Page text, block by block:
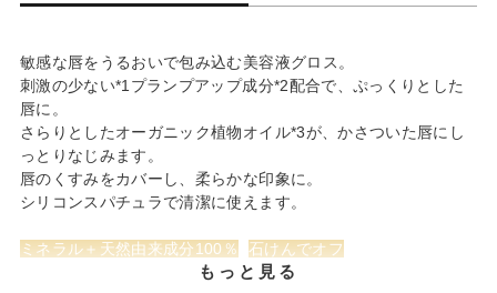
敏感な唇をうるおいで包み込む美容液グロス。
刺激の少ない*1プランプアップ成分*2配合で、ぷっくりとした
唇に。
さらりとしたオーガニック植物オイル*3が、かさついた唇にし
っとりなじみます。
唇のくすみをカバーし、柔らかな印象に。
シリコンスパチュラで清潔に使えます。
ミネラル＋天然由来成分100％ 石けんでオフ
もっと見る